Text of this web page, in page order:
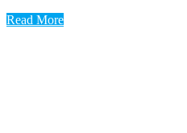
Read More